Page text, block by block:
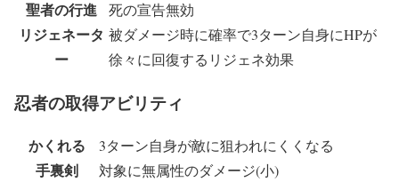
聖者の行進 死の宣告無効
リジェネータ
ー
被ダメージ時に確率で3ターン自身にHPが
徐々に回復するリジェネ効果
忍者の取得アビリティ
かくれる 3ターン自身が敵に狙われにくくなる
手裏剣 対象に無属性のダメージ(小)